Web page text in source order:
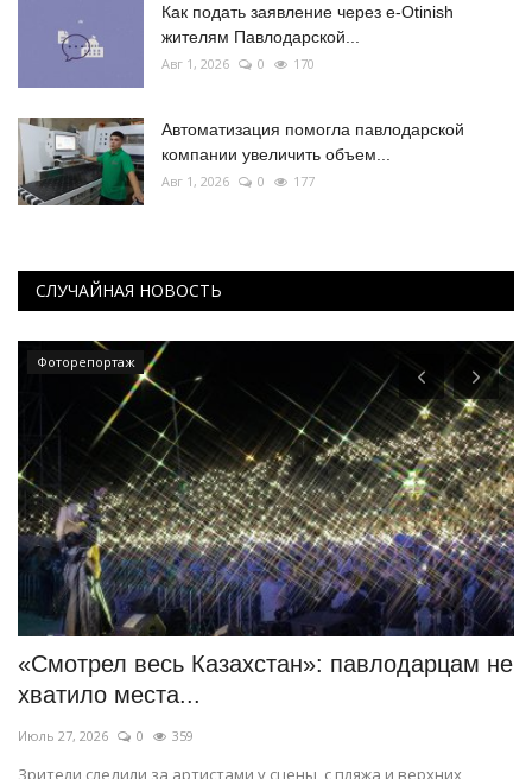
Как подать заявление через e-Otinish
жителям Павлодарской...
Авг 1, 2026 0 170
Автоматизация помогла павлодарской
компании увеличить объем...
Авг 1, 2026 0 177
СЛУЧАЙНАЯ НОВОСТЬ
Фоторепортаж
«Смотрел весь Казахстан»: павлодарцам не
хватило места...
Июль 27, 2026 0 359
Зрители следили за артистами у сцены, с пляжа и верхних